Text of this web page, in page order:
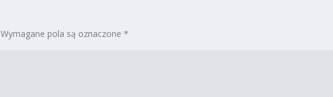
Wymagane pola są oznaczone*